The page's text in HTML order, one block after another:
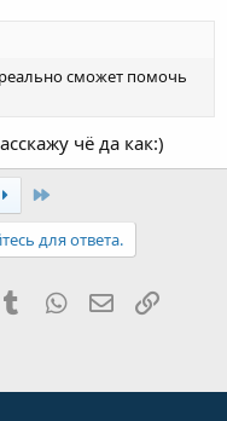
реально сможет помочь
чё да как:)
Last
для ответа.
Tumblr WhatsApp Ссылка